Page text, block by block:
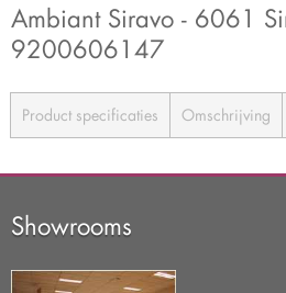
Ambiant Siravo - 6061
9200606147
Product specificaties Omschrijving
Showrooms